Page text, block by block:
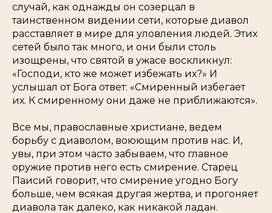
случай, как однажды он созерцал в
таинственном видении сети, которые диавол
расставляет в мире для уловления людей. Этих
сетей было так много, и они были столь
изощрены, что святой в ужасе воскликнул:
«Господи, кто же может избежать их?» И
услышал от Бога ответ: «Смиренный избегает
их. К смиренному они даже не приближаются».
Все мы, православные христиане, ведем
борьбу с диаволом, воюющим против нас. И,
увы, при этом часто забываем, что главное
оружие против него есть смирение. Старец
Паисий говорит, что смирение угодно Богу
больше, чем всякая другая жертва, и прогоняет
диавола так далеко, как никакой ладан.